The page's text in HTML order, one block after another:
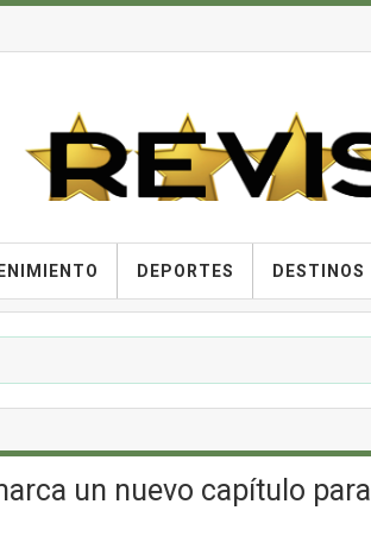
DEPORTES DESTINOS
un nuevo capítulo para